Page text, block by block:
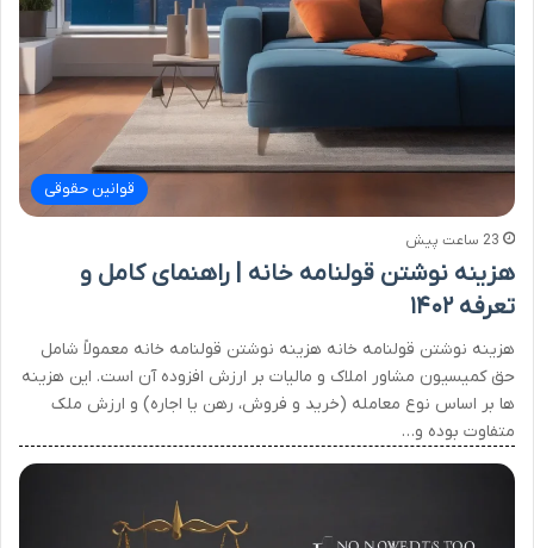
قوانین حقوقی
23 ساعت پیش
هزینه نوشتن قولنامه خانه | راهنمای کامل و
تعرفه ۱۴۰۲
هزینه نوشتن قولنامه خانه هزینه نوشتن قولنامه خانه معمولاً شامل
حق کمیسیون مشاور املاک و مالیات بر ارزش افزوده آن است. این هزینه
ها بر اساس نوع معامله (خرید و فروش، رهن یا اجاره) و ارزش ملک
متفاوت بوده و…